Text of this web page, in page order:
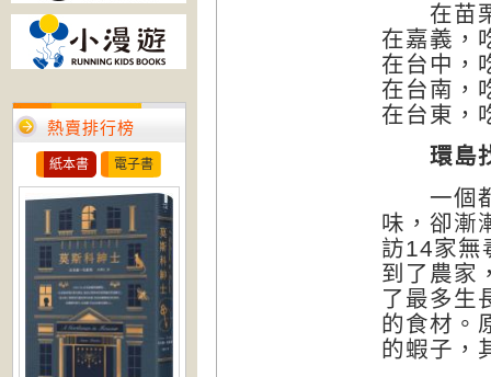
熱賣排行榜
紙本書 電子書
在苗栗
在嘉義，
在台中，
在台南，
在台東，
環島
一個都
味，卻漸
訪14家無
到了農家
了最多生
的食材。
的蝦子，